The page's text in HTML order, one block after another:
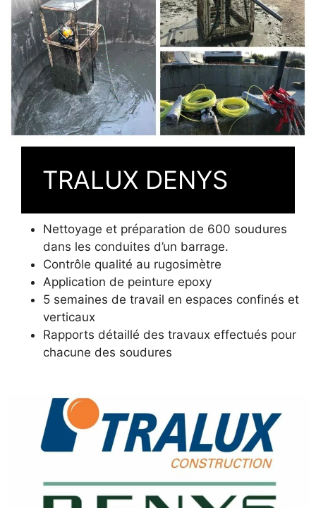
TRALUX DENYS
Nettoyage et préparation de 600 soudures
dans les conduites d’un barrage.
Contrôle qualité au rugosimètre
Application de peinture epoxy
5 semaines de travail en espaces confinés et
verticaux
Rapports détaillé des travaux effectués pour
chacune des soudures